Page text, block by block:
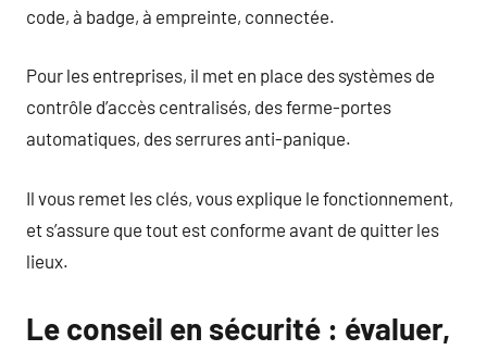
code, à badge, à empreinte, connectée.
Pour les entreprises, il met en place des systèmes de
contrôle d’accès centralisés, des ferme-portes
automatiques, des serrures anti-panique.
Il vous remet les clés, vous explique le fonctionnement,
et s’assure que tout est conforme avant de quitter les
lieux.
Le conseil en sécurité : évaluer,